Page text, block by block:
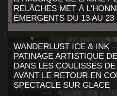
RELÂCHES MET À
ÉMERGENTS DU 13 AU
WANDERLUST ICE & INK
PATINAGE ARTISTIQUE
DANS LES COULISSES
AVANT LE RETOUR EN
SPECTACLE SUR GLACE